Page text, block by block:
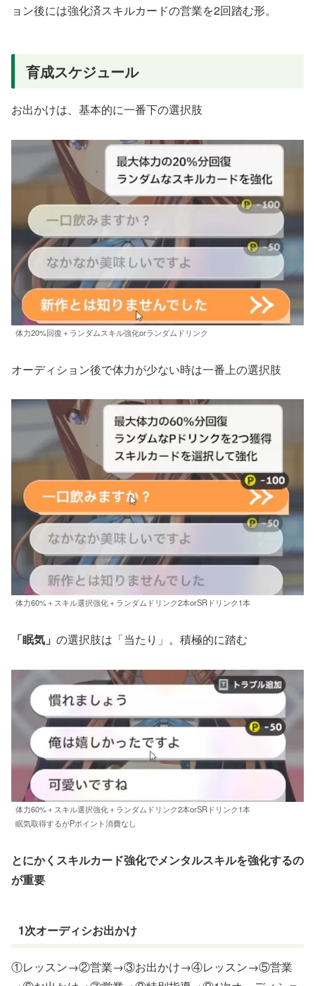
ョン後には強化済スキルカードの営業を2回踏む形。
育成スケジュール
お出かけは、基本的に一番下の選択肢
体力20%回復＋ランダムスキル強化orランダムドリンク
オーディション後で体力が少ない時は一番上の選択肢
体力60%＋スキル選択強化＋ランダムドリンク2本orSRドリンク1本
「眠気」 の選択肢は「当たり」。積極的に踏む
体力60%＋スキル選択強化＋ランダムドリンク2本orSRドリンク1本
眠気取得するがPポイント消費なし
とにかくスキルカード強化でメンタルスキルを強化するの
が重要
1次オーディシお出かけ
①レッスン→②営業→③お出かけ→④レッスン→⑤営業